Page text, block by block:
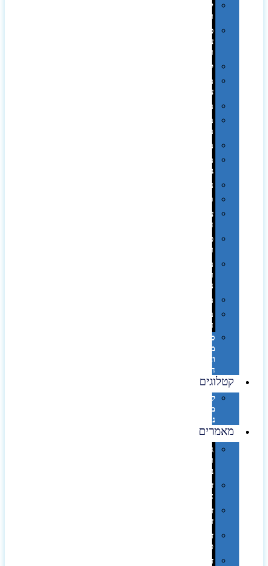
יין
ומארזים
כלי
עבודה
ופנסים
למטבח
מוצרי
עור
מחברות
מחזיקי
מפתחות
משחקים
מתנה
בפחית
נסיעות
ספורט
על
השולחן…
פינוק
וספא
מזוודות
ותיקי
נסיעות
מטריות
מוצרי
חוף
סביבת
מחשב
וציוד
היקפי
קטלוגים
קטלוג
מוצרי
נייר
מאמרים
גימורים
והשבחות
בדפוס
דפוס
אופסט
דפוס
דיגיטלי
דפוס
טמפון
דפוס